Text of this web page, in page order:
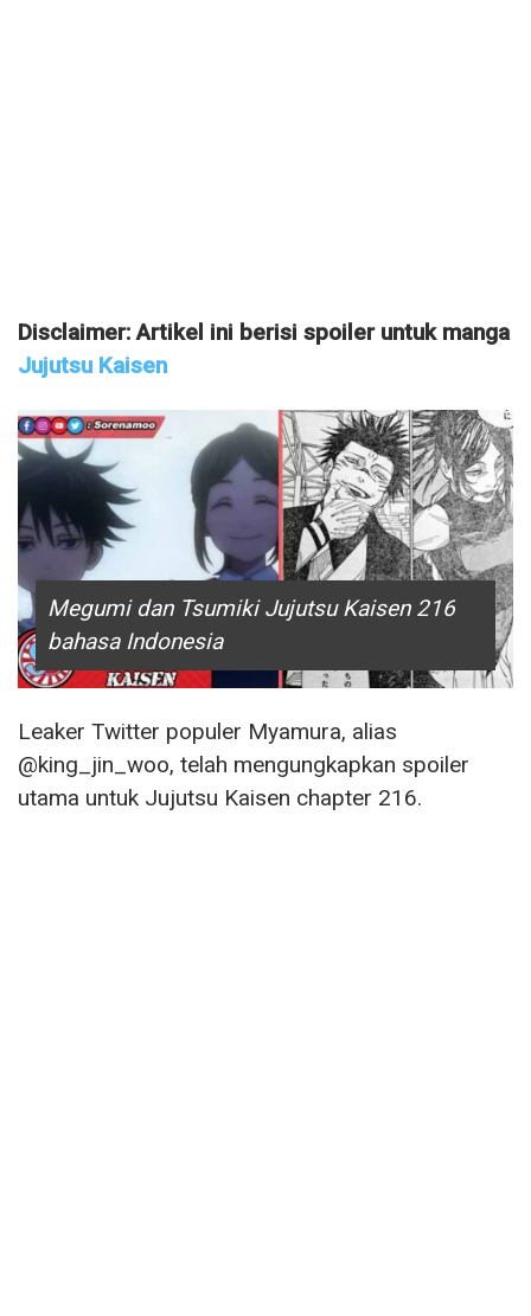
Disclaimer: Artikel ini berisi spoiler untuk manga
Jujutsu Kaisen
Megumi dan Tsumiki Jujutsu Kaisen 216
bahasa Indonesia
Leaker Twitter populer Myamura, alias
@king_jin_woo, telah mengungkapkan spoiler
utama untuk Jujutsu Kaisen chapter 216.